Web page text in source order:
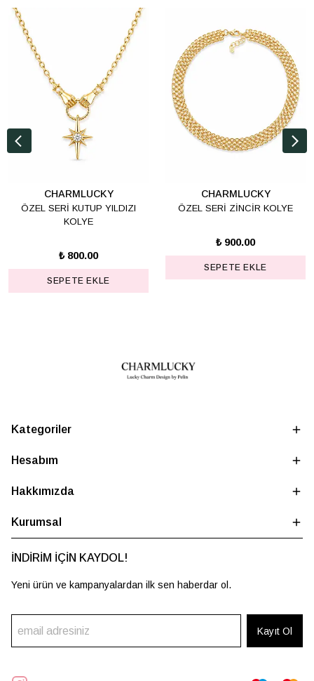
CHARMLUCKY
ÖZEL SERİ KUTUP YILDIZI
KOLYE
₺ 800.00
SEPETE EKLE
CHARMLUCKY
ÖZEL SERİ ZİNCİR KOLYE
₺ 900.00
SEPETE EKLE
Kategoriler
Hesabım
Hakkımızda
Kurumsal
İNDİRİM İÇİN KAYDOL!
Yeni ürün ve kampanyalardan ilk sen haberdar ol.
Kayıt Ol